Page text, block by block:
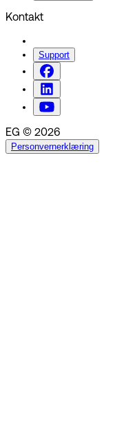
Kontakt
Support
EG © 2026
Personvernerklæring